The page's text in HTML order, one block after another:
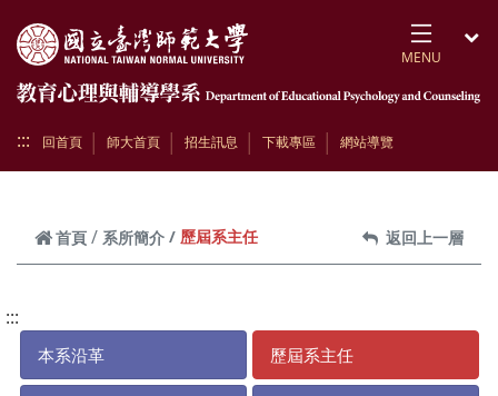
MENU
::: 回首頁 師大首頁 招生訊息 下載專區 網站導覽
首頁 系所簡介 歷屆系主任 返回上一層
:::
本系沿革 歷屆系主任